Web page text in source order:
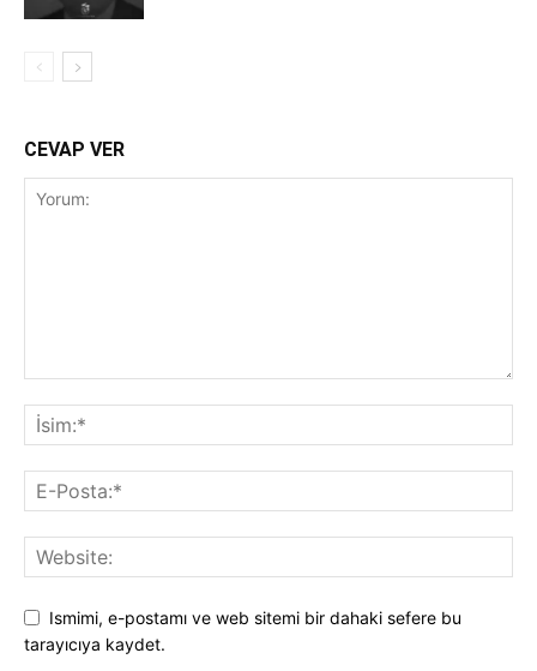
CEVAP VER
Ismimi, e-postamı ve web sitemi bir dahaki sefere bu
tarayıcıya kaydet.